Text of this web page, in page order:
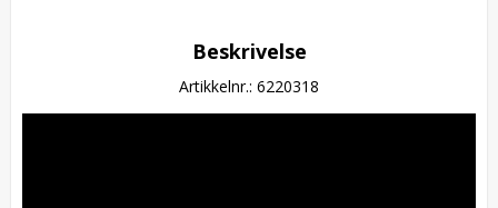
Beskrivelse
Artikkelnr.: 6220318